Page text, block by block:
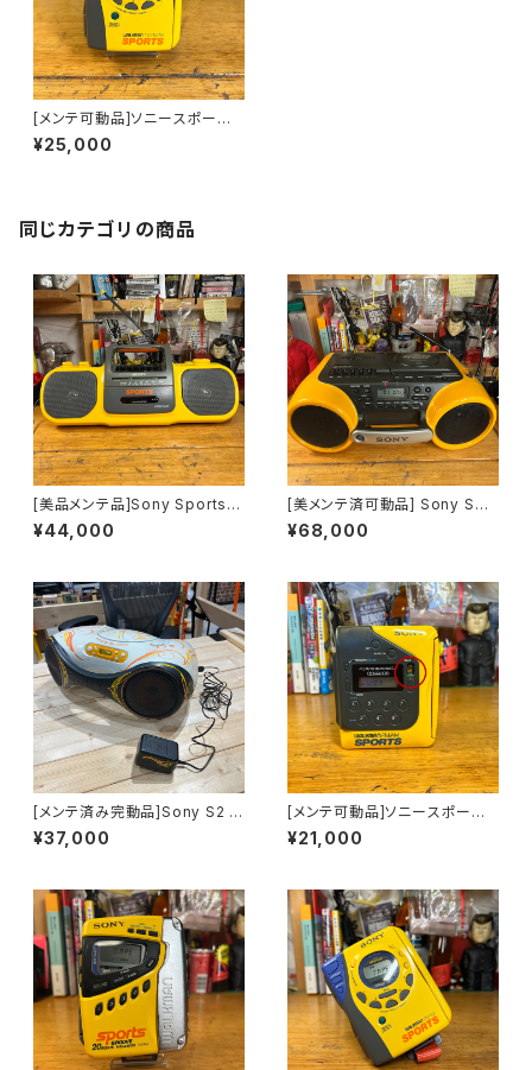
[メンテ可動品]ソニースポーツ
カセットウォークマンsonyspor
ts WM-FS495海外仕様
¥25,000
同じカテゴリの商品
[美品メンテ品]Sony Sports C
FS-905 ラジカセ
¥44,000
[美メンテ済可動品] Sony Spo
rts CDラジカセ CFD-980
¥68,000
[メンテ済み完動品]Sony S2 Z
S-X1
¥37,000
[メンテ可動品]ソニースポーツ
カセットウォークマンsonyspor
ts WM-F2078海外仕様
¥21,000